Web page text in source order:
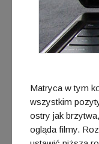
Matryca w tym
wszystkim
ostry jak
ogląda filmy.